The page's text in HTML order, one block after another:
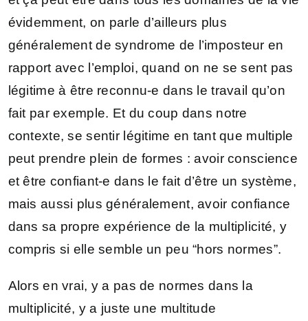
évidemment, on parle d’ailleurs plus
généralement de syndrome de l’imposteur en
rapport avec l’emploi, quand on ne se sent pas
légitime à être reconnu-e dans le travail qu’on
fait par exemple. Et du coup dans notre
contexte, se sentir légitime en tant que multiple
peut prendre plein de formes : avoir conscience
et être confiant-e dans le fait d’être un système,
mais aussi plus généralement, avoir confiance
dans sa propre expérience de la multiplicité, y
compris si elle semble un peu “hors normes”.
Alors en vrai, y a pas de normes dans la
multiplicité, y a juste une multitude